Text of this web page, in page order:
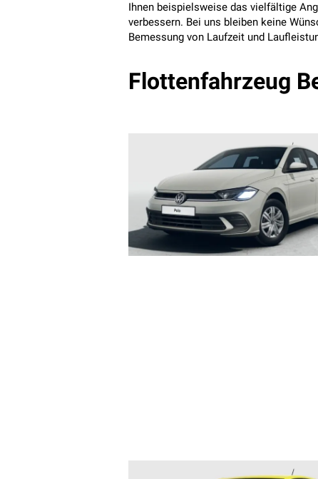
Ihnen beispielsweise das vielfältige
verbessern. Bei uns bleiben keine
Bemessung von Laufzeit und
Flottenfahrzeug